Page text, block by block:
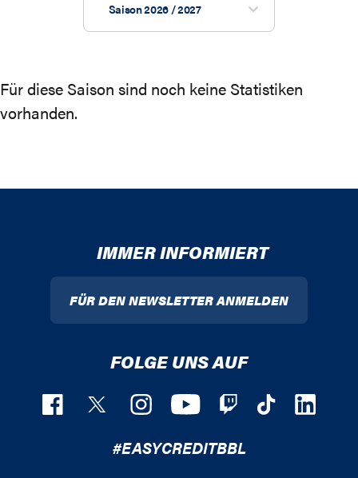
Saison 2026 / 2027
Für diese Saison sind noch keine Statistiken
vorhanden.
IMMER INFORMIERT
FÜR DEN NEWSLETTER ANMELDEN
FOLGE UNS AUF
#EASYCREDITBBL